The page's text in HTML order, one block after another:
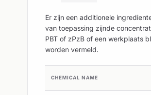
Er zijn een additionele
van toepassing zijnde
PBT of zPzB of een werkplaats
worden vermeld.
CHEMICAL NAME